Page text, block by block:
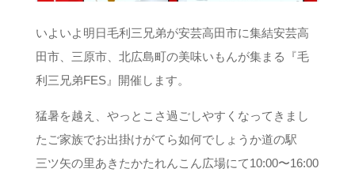
いよいよ明日️毛利三兄弟が安芸高田市に集結安芸高
田市、三原市、北広島町の美味いもんが集まる『毛
利三兄弟FES』開催します。
猛暑を越え、やっとこさ過ごしやすくなってきまし
たご家族でお出掛けがてら如何でしょうか道の駅
三ツ矢の里あきたかたれんこん広場にて10:00〜16:00